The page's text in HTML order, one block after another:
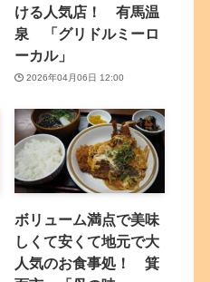
ける人気店！ 有馬温
泉 「グリドルミーロ
ーカル」
2026年04月06日 12:00
ボリューム満点で美味
しくて安くて地元で大
人気のお食事処！ 箕